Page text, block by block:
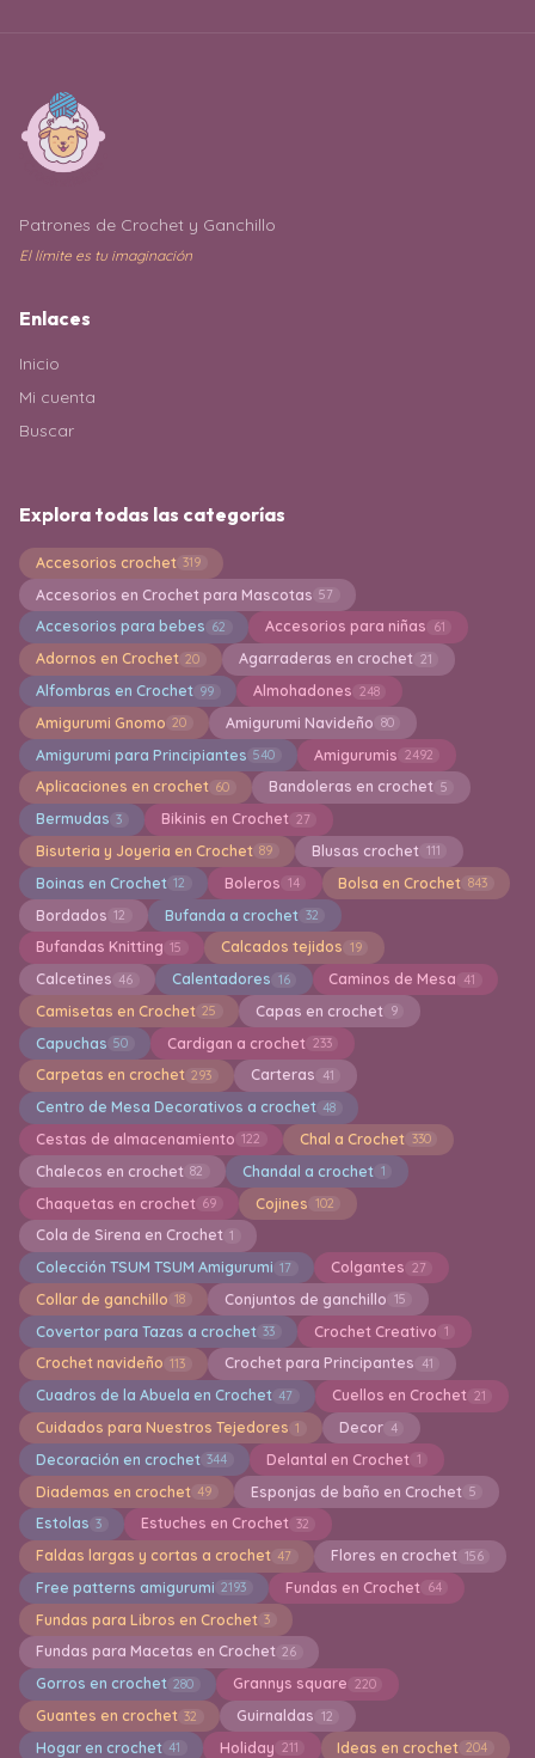
Patrones de Crochet y Ganchillo
El límite es tu imaginación
Enlaces
Inicio
Mi cuenta
Buscar
Explora todas las categorías
Accesorios crochet 319
Accesorios en Crochet para Mascotas 57
Accesorios para bebes 62 Accesorios para niñas 61
Adornos en Crochet 20 Agarraderas en crochet 21
Alfombras en Crochet 99 Almohadones 248
Amigurumi Gnomo 20 Amigurumi Navideño 80
Amigurumi para Principiantes 540 Amigurumis 2492
Aplicaciones en crochet 60 Bandoleras en crochet 5
Bermudas 3 Bikinis en Crochet 27
Bisuteria y Joyeria en Crochet 89 Blusas crochet 111
Boinas en Crochet 12 Boleros 14 Bolsa en Crochet 843
Bordados 12 Bufanda a crochet 32
Bufandas Knitting 15 Calcados tejidos 19
Calcetines 46 Calentadores 16 Caminos de Mesa 41
Camisetas en Crochet 25 Capas en crochet 9
Capuchas 50 Cardigan a crochet 233
Carpetas en crochet 293 Carteras 41
Centro de Mesa Decorativos a crochet 48
Cestas de almacenamiento 122 Chal a Crochet 330
Chalecos en crochet 82 Chandal a crochet 1
Chaquetas en crochet 69 Cojines 102
Cola de Sirena en Crochet 1
Colección TSUM TSUM Amigurumi 17 Colgantes 27
Collar de ganchillo 18 Conjuntos de ganchillo 15
Covertor para Tazas a crochet 33 Crochet Creativo 1
Crochet navideño 113 Crochet para Principantes 41
Cuadros de la Abuela en Crochet 47 Cuellos en Crochet 21
Cuidados para Nuestros Tejedores 1 Decor 4
Decoración en crochet 344 Delantal en Crochet 1
Diademas en crochet 49 Esponjas de baño en Crochet 5
Estolas 3 Estuches en Crochet 32
Faldas largas y cortas a crochet 47 Flores en crochet 156
Free patterns amigurumi 2193 Fundas en Crochet 64
Fundas para Libros en Crochet 3
Fundas para Macetas en Crochet 26
Gorros en crochet 280 Grannys square 220
Guantes en crochet 32 Guirnaldas 12
Hogar en crochet 41 Holiday 211 Ideas en crochet 204